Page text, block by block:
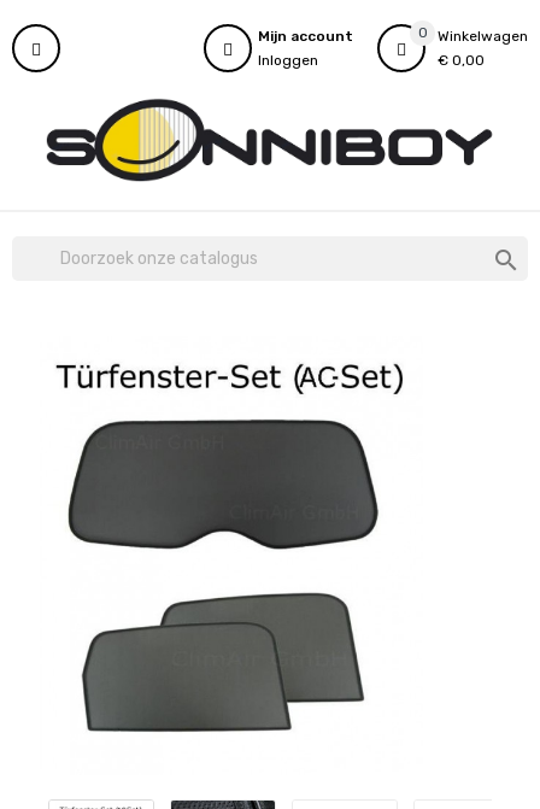
0
Winkelwagen
€ 0,00
Mijn account
Inloggen
